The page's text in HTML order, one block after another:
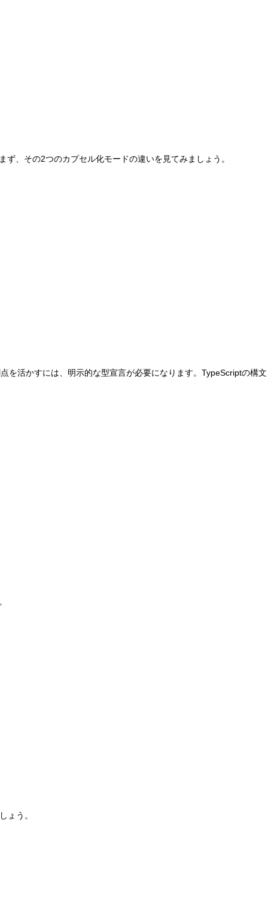
、その2つのカプセル化モードの違いを見てみましょう。
を活かすには、明示的な型宣言が必要になります。TypeScriptの構文
ょう。